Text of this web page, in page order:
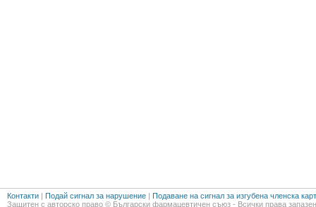
Контакти | Подай сигнал за нарушение | Подаване на сигнал за изгубена членска
Защитен с авторско право © Български фармацевтичен съюз - Всички права